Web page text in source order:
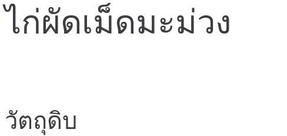
ไก่ผัดเม็ดมะม่วง
วัตถุดิบ